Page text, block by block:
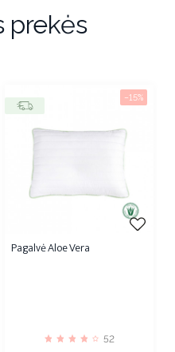
prekės
Pagalvė Aloe Vera
52
−15%